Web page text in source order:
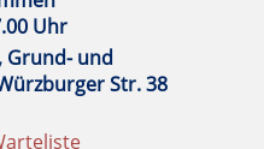
Uhr
Grund- und
Str. 38